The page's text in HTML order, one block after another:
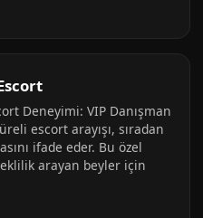
Deneyimi: VIP Danışman
escort arayışı, sıradan
ifade eder. Bu özel
arayan beyler için